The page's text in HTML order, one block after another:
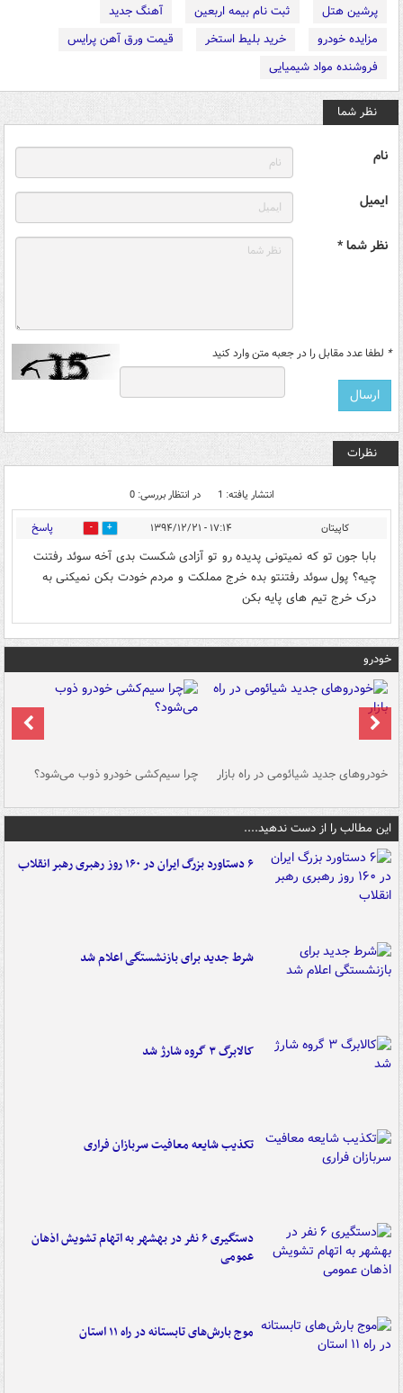
پرشین هتل
ثبت نام بیمه اربعین
آهنگ جدید
مزایده خودرو
خرید بلیط استخر
قیمت ورق آهن پرایس
فروشنده مواد شیمیایی
نظر شما
نام
ایمیل
نظر شما *
* لطفا عدد مقابل را در جعبه متن وارد کنید
نظرات
انتشار یافته: 1 در انتظار بررسی: 0
کاپیتان ۱۷:۱۴ - ۱۳۹۴/۱۲/۲۱ 0 پاسخ
بابا جون تو که نمیتونی پدیده رو تو آزادی شکست بدی آخه سوئد رفتنت
چیه؟ پول سوئد رفتنتو بده خرج مملکت و مردم خودت بکن نمیکنی به
درک خرج تیم های پایه بکن
خودرو
خودروهای جدید شیائومی در راه بازار چرا سیم‌کشی خودرو ذوب می‌شود؟
این مطالب را از دست ندهید....
۶ دستاورد بزرگ ایران در ۱۶۰ روز رهبری رهبر انقلاب
شرط جدید برای بازنشستگی اعلام شد
کالابرگ ۳ گروه شارژ شد
تکذیب شایعه معافیت سربازان فراری
دستگیری ۶ نفر در بهشهر به اتهام تشویش اذهان
عمومی
موج بارش‌های تابستانه در راه ۱۱ استان